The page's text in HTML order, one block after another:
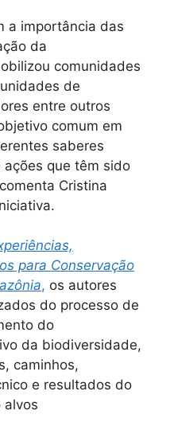
a importância das
da
comunidades
de
entre outros
comum em
saberes
que têm sido
Cristina
para Conservação
, os autores
do processo de
do
da biodiversidade,
caminhos,
e resultados do
alvos